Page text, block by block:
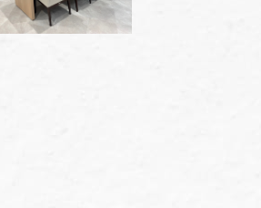
" alt="" />